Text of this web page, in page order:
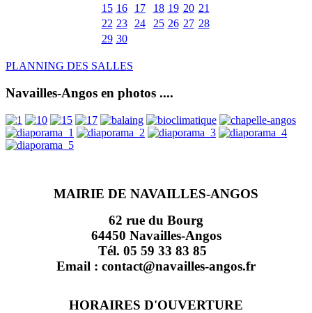
15 16 17 18 19 20 21
22 23 24 25 26 27 28
29 30
PLANNING DES SALLES
Navailles-Angos en photos ....
MAIRIE DE NAVAILLES-ANGOS
62 rue du Bourg
64450 Navailles-Angos
Tél. 05 59 33 83 85
Email : contact@navailles-angos.fr
HORAIRES D'OUVERTURE